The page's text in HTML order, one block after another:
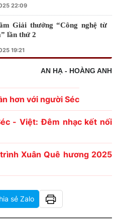
22:09
Giải thưởng “Công nghệ từ
lần thứ 2
19:21
AN HẠ - HOÀNG ANH
hơn với người Séc
- Việt: Đêm nhạc kết nối
Xuân Quê hương 2025
sẻ Zalo